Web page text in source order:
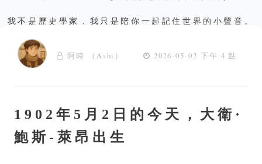
我不是歷史學家，我只是陪你一起記住世界的小聲音。
阿時 （Ashi） 2026-05-02 下午 4 點
1902年5月2日的今天，大衛·
鮑斯-萊昂出生